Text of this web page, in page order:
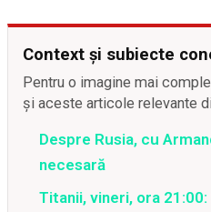
Context și subiecte
Pentru o imagine mai
și aceste articole relevante
Despre Rusia, cu
necesară
Titanii, vineri, ora 21:00: